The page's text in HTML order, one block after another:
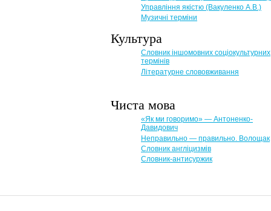
Управління якістю (Вакуленко А.В.)
Музичні терміни
Культура
Словник іншомовних соціокультурних
термінів
Літературне слововживання
Чиста мова
«Як ми говоримо» — Антоненко-
Давидович
Неправильно — правильно. Волощак
Словник англіцизмів
Словник-антисуржик